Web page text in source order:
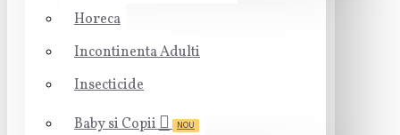
Horeca
Incontinenta Adulti
Insecticide
Baby si Copii
NOU